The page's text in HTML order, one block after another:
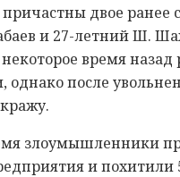
двое
и 27-летний Ш.
время назад
однако после
злоумышленники
и похитили